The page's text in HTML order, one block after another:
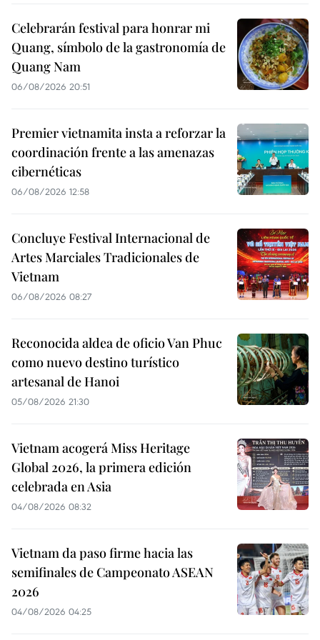
Celebrarán festival para honrar mi
Quang, símbolo de la gastronomía de
Quang Nam
06/08/2026 20:51
Premier vietnamita insta a reforzar la
coordinación frente a las amenazas
cibernéticas
06/08/2026 12:58
Concluye Festival Internacional de
Artes Marciales Tradicionales de
Vietnam
06/08/2026 08:27
Reconocida aldea de oficio Van Phuc
como nuevo destino turístico
artesanal de Hanoi
05/08/2026 21:30
Vietnam acogerá Miss Heritage
Global 2026, la primera edición
celebrada en Asia
04/08/2026 08:32
Vietnam da paso firme hacia las
semifinales de Campeonato ASEAN
2026
04/08/2026 04:25